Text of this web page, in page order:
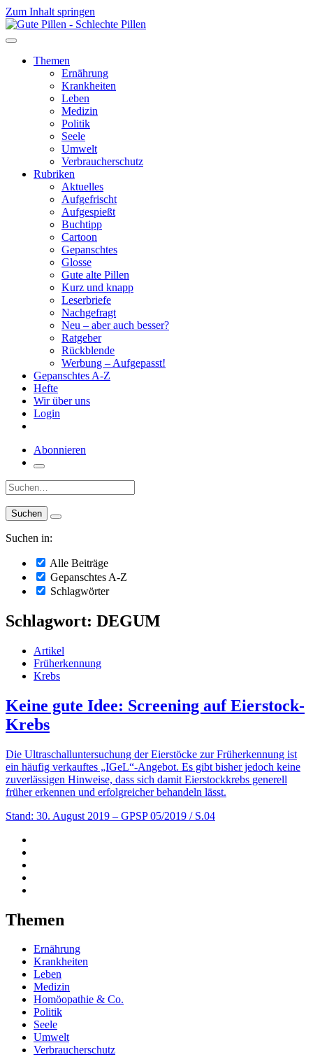
Zum Inhalt springen
Themen
Ernährung
Krankheiten
Leben
Medizin
Politik
Seele
Umwelt
Verbraucherschutz
Rubriken
Aktuelles
Aufgefrischt
Aufgespießt
Buchtipp
Cartoon
Gepanschtes
Glosse
Gute alte Pillen
Kurz und knapp
Leserbriefe
Nachgefragt
Neu – aber auch besser?
Ratgeber
Rückblende
Werbung – Aufgepasst!
Gepanschtes A-Z
Hefte
Wir über uns
Login
Abonnieren
Suche:
Suchen in:
Alle Beiträge
Gepanschtes A-Z
Schlagwörter
Schlagwort: DEGUM
Artikel
Früherkennung
Krebs
Keine gute Idee: Screening auf Eierstock-
Krebs
Die Ultraschalluntersuchung der Eierstöcke zur Früherkennung ist
ein häufig verkauftes „IGeL“-Angebot. Es gibt bisher jedoch keine
zuverlässigen Hinweise, dass sich damit Eierstockkrebs generell
früher erkennen und erfolgreicher behandeln lässt.
Stand: 30. August 2019 – GPSP 05/2019 / S.04
Themen
Ernährung
Krankheiten
Leben
Medizin
Homöopathie & Co.
Politik
Seele
Umwelt
Verbraucherschutz